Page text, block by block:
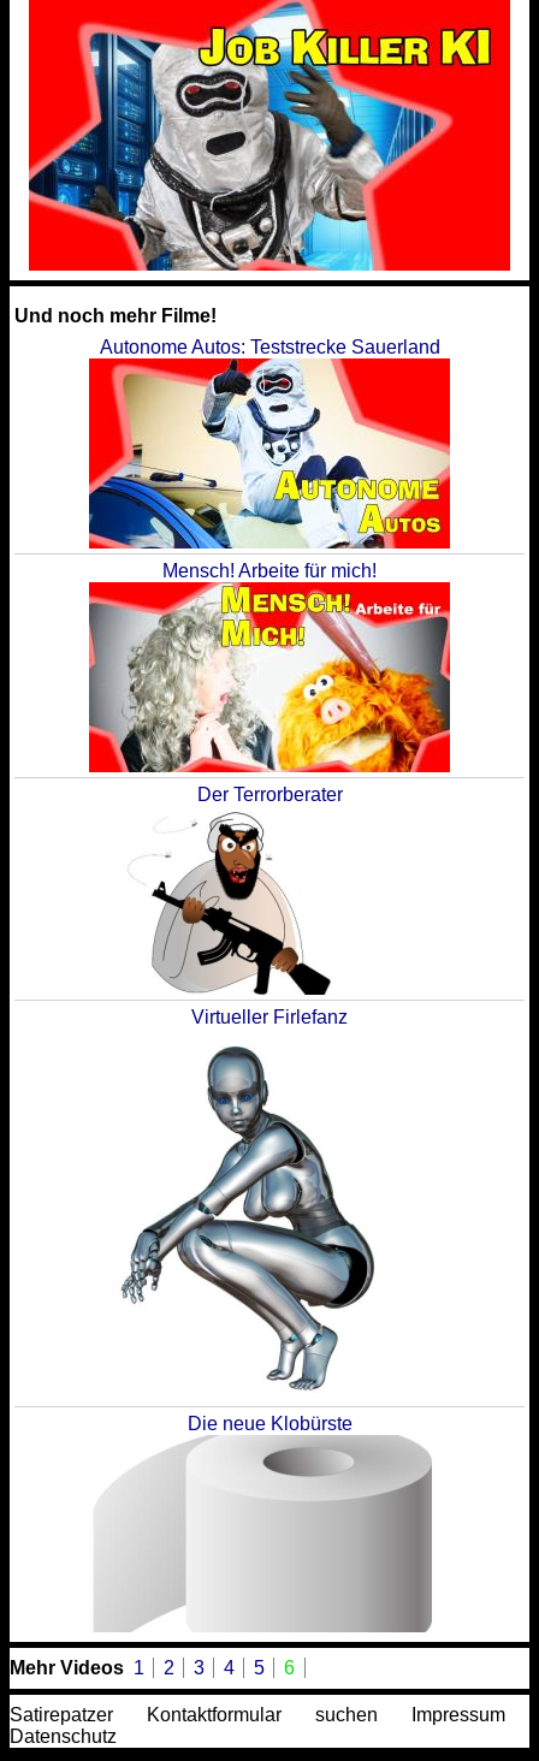
Und noch mehr Filme!
Autonome Autos: Teststrecke Sauerland
Mensch! Arbeite für mich!
Der Terrorberater
Virtueller Firlefanz
Die neue Klobürste
Mehr Videos 1 2 3 4 5 6
Satirepatzer Kontaktformular suchen
Impressum
Datenschutz